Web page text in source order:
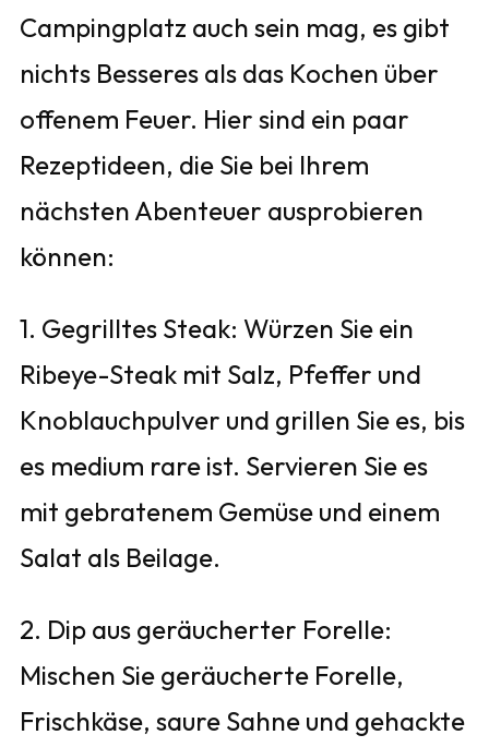
Campingplatz auch sein mag, es gibt
nichts Besseres als das Kochen über
offenem Feuer. Hier sind ein paar
Rezeptideen, die Sie bei Ihrem
nächsten Abenteuer ausprobieren
können:
1. Gegrilltes Steak: Würzen Sie ein
Ribeye-Steak mit Salz, Pfeffer und
Knoblauchpulver und grillen Sie es, bis
es medium rare ist. Servieren Sie es
mit gebratenem Gemüse und einem
Salat als Beilage.
2. Dip aus geräucherter Forelle:
Mischen Sie geräucherte Forelle,
Frischkäse, saure Sahne und gehackte